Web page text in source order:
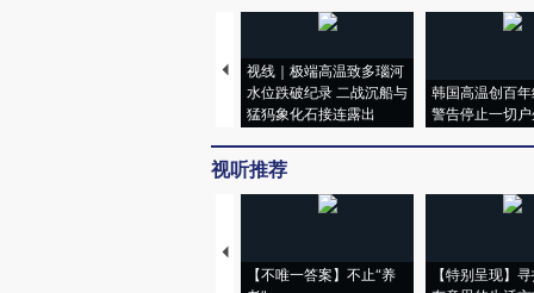
视线｜极端高温致多瑙河
水位跌破纪录 二战沉船与
猛犸象化石接连露出
韩国高温创百
警告停止一切
视听推荐
【不唯一答案】不止“养
【特别呈现】